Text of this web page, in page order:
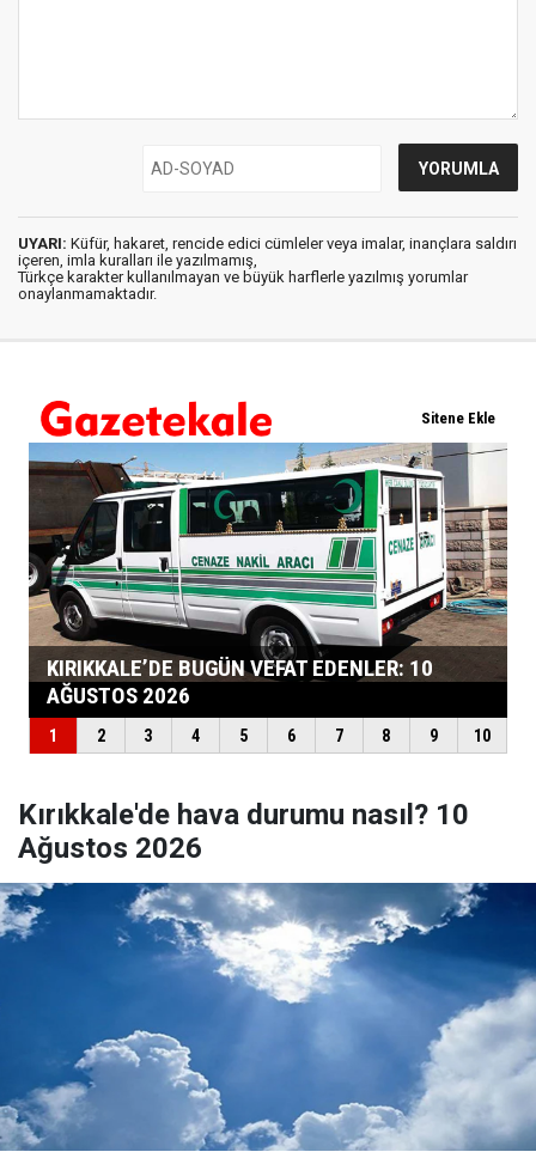
UYARI: Küfür, hakaret, rencide edici cümleler veya imalar, inançlara saldırı
içeren, imla kuralları ile yazılmamış,
Türkçe karakter kullanılmayan ve büyük harflerle yazılmış yorumlar
onaylanmamaktadır.
Kırıkkale'de hava durumu nasıl? 10
Ağustos 2026